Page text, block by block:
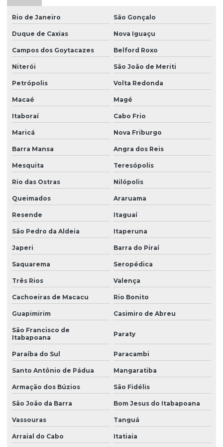
Empresa consultoria segurança do trabalho
Empresa laudo spda
Empresa que faz ltcat
Empresa que faz pgr
Empresa sst esocial
Empresas de ltcat
Empresas que fazem ltcat
Esocial envio de eventos
Gestão de empregados esocial
Impugnação laudo periculosidade
Laudo de análise ergonômica do trabalho
Laudo ergonômico do trabalho
Laudo de iluminância
Laudo insalubridade
Laudo de insalubridade ltcat
Laudo de insalubridade para mecânico
Laudo de insalubridade nr
Laudo de insalubridade nr 15
Laudo insalubridade e periculosidade
Laudo de insalubridade e periculosidade e ltcat
Laudo de insalubridade para soldador
Laudo de instalações elétricas nr10
Laudo ltcat valor
Rio de Janeiro São Gonçalo
Duque de Caxias Nova Iguaçu
Campos dos Goytacazes Belford Roxo
Niterói São João de Meriti
Petrópolis Volta Redonda
Macaé Magé
Itaboraí Cabo Frio
Maricá Nova Friburgo
Barra Mansa Angra dos Reis
Mesquita Teresópolis
Rio das Ostras Nilópolis
Queimados Araruama
Resende Itaguaí
São Pedro da Aldeia Itaperuna
Japeri Barra do Piraí
Saquarema Seropédica
Três Rios Valença
Cachoeiras de Macacu Rio Bonito
Guapimirim Casimiro de Abreu
São Francisco de
Itabapoana
Paraty
Paraíba do Sul Paracambi
Santo Antônio de Pádua Mangaratiba
Armação dos Búzios São Fidélis
São João da Barra Bom Jesus do Itabapoana
Vassouras Tanguá
Arraial do Cabo Itatiaia